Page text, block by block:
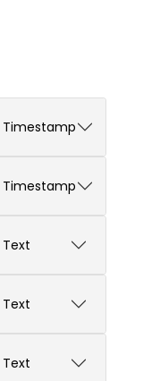
Timestamp
Timestamp
Text
Text
Text